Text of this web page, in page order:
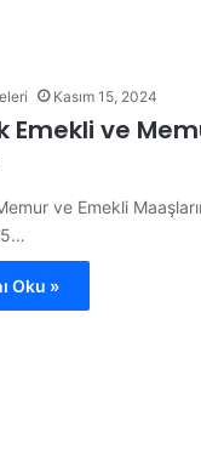
Kasım 15, 2024
Emekli ve
ve Emekli
Oku »